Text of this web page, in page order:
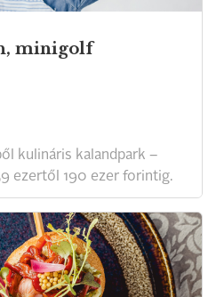
minigolf
kulináris kalandpark –
ezertől 190 ezer forintig.